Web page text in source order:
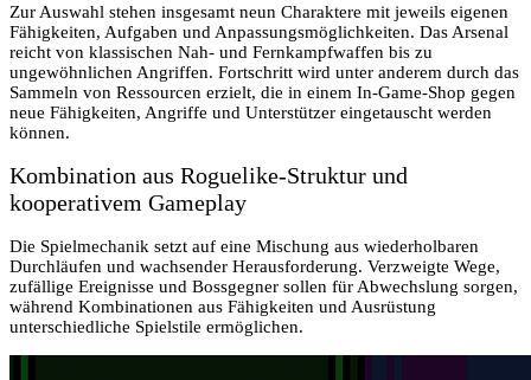
Zur Auswahl stehen insgesamt neun Charaktere mit jeweils eigenen
Fähigkeiten, Aufgaben und Anpassungsmöglichkeiten. Das Arsenal
reicht von klassischen Nah- und Fernkampfwaffen bis zu
ungewöhnlichen Angriffen. Fortschritt wird unter anderem durch das
Sammeln von Ressourcen erzielt, die in einem In-Game-Shop gegen
neue Fähigkeiten, Angriffe und Unterstützer eingetauscht werden
können.
Kombination aus Roguelike-Struktur und
kooperativem Gameplay
Die Spielmechanik setzt auf eine Mischung aus wiederholbaren
Durchläufen und wachsender Herausforderung. Verzweigte Wege,
zufällige Ereignisse und Bossgegner sollen für Abwechslung sorgen,
während Kombinationen aus Fähigkeiten und Ausrüstung
unterschiedliche Spielstile ermöglichen.